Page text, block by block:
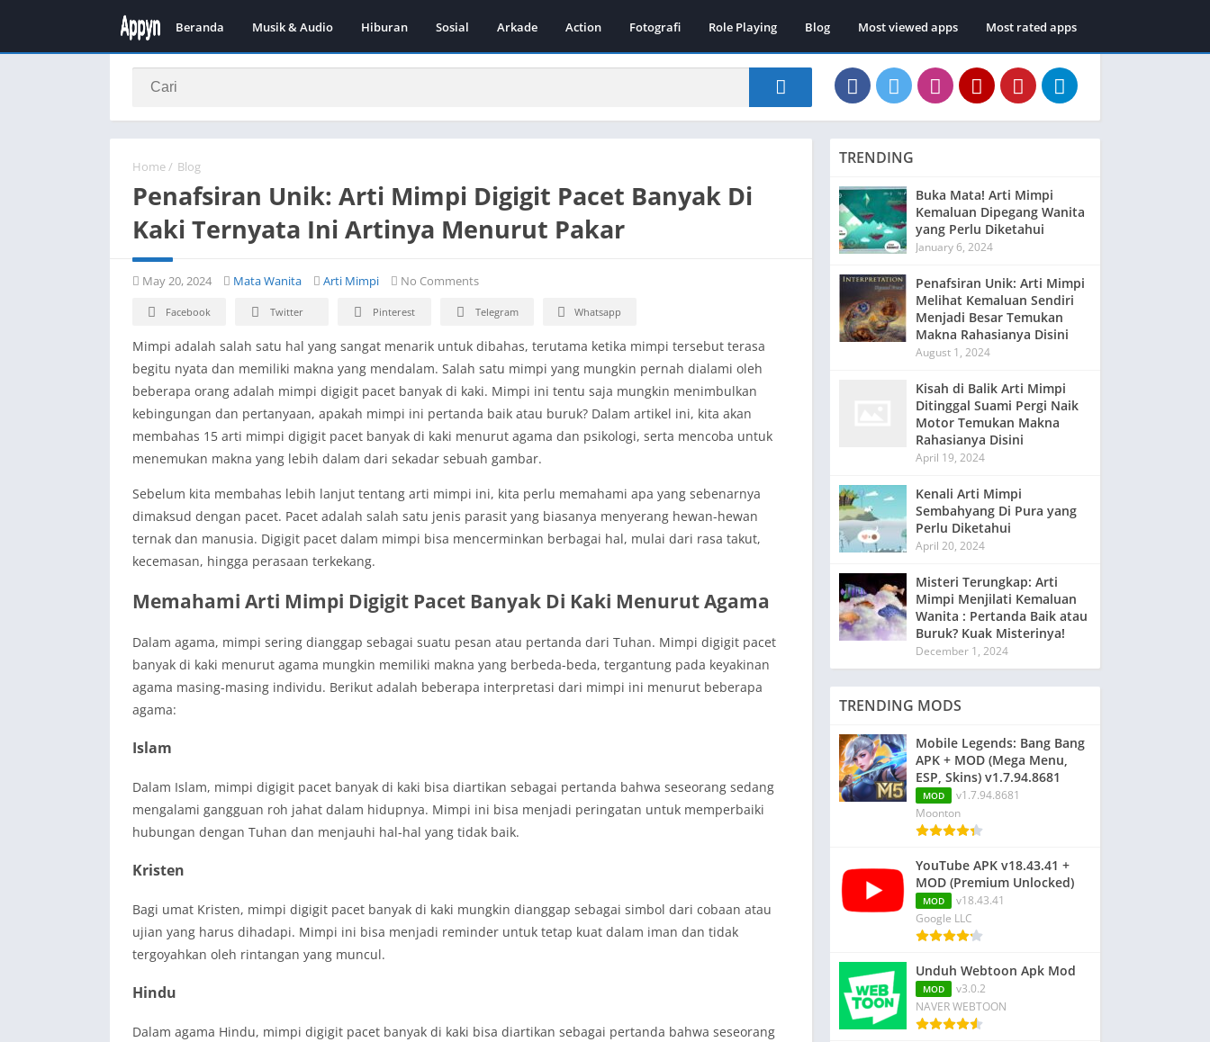
Beranda Musik & Audio Hiburan Sosial Arkade Action Fotografi Role Playing Blog Most viewed apps Most rated apps
Home / Blog
Penafsiran Unik: Arti Mimpi Digigit Pacet Banyak Di
Kaki Ternyata Ini Artinya Menurut Pakar
May 20, 2024 Mata Wanita Arti Mimpi No Comments
Facebook Twitter Pinterest Telegram Whatsapp
Mimpi adalah salah satu hal yang sangat menarik untuk dibahas, terutama ketika mimpi tersebut terasa
begitu nyata dan memiliki makna yang mendalam. Salah satu mimpi yang mungkin pernah dialami oleh
beberapa orang adalah mimpi digigit pacet banyak di kaki. Mimpi ini tentu saja mungkin menimbulkan
kebingungan dan pertanyaan, apakah mimpi ini pertanda baik atau buruk? Dalam artikel ini, kita akan
membahas 15 arti mimpi digigit pacet banyak di kaki menurut agama dan psikologi, serta mencoba untuk
menemukan makna yang lebih dalam dari sekadar sebuah gambar.
Sebelum kita membahas lebih lanjut tentang arti mimpi ini, kita perlu memahami apa yang sebenarnya
dimaksud dengan pacet. Pacet adalah salah satu jenis parasit yang biasanya menyerang hewan-hewan
ternak dan manusia. Digigit pacet dalam mimpi bisa mencerminkan berbagai hal, mulai dari rasa takut,
kecemasan, hingga perasaan terkekang.
Memahami Arti Mimpi Digigit Pacet Banyak Di Kaki Menurut Agama
Dalam agama, mimpi sering dianggap sebagai suatu pesan atau pertanda dari Tuhan. Mimpi digigit pacet
banyak di kaki menurut agama mungkin memiliki makna yang berbeda-beda, tergantung pada keyakinan
agama masing-masing individu. Berikut adalah beberapa interpretasi dari mimpi ini menurut beberapa
agama:
Islam
Dalam Islam, mimpi digigit pacet banyak di kaki bisa diartikan sebagai pertanda bahwa seseorang sedang
mengalami gangguan roh jahat dalam hidupnya. Mimpi ini bisa menjadi peringatan untuk memperbaiki
hubungan dengan Tuhan dan menjauhi hal-hal yang tidak baik.
Kristen
Bagi umat Kristen, mimpi digigit pacet banyak di kaki mungkin dianggap sebagai simbol dari cobaan atau
ujian yang harus dihadapi. Mimpi ini bisa menjadi reminder untuk tetap kuat dalam iman dan tidak
tergoyahkan oleh rintangan yang muncul.
Hindu
Dalam agama Hindu, mimpi digigit pacet banyak di kaki bisa diartikan sebagai pertanda bahwa seseorang
TRENDING
Buka Mata! Arti Mimpi
Kemaluan Dipegang Wanita
yang Perlu Diketahui
January 6, 2024
Penafsiran Unik: Arti Mimpi
Melihat Kemaluan Sendiri
Menjadi Besar Temukan
Makna Rahasianya Disini
August 1, 2024
Kisah di Balik Arti Mimpi
Ditinggal Suami Pergi Naik
Motor Temukan Makna
Rahasianya Disini
April 19, 2024
Kenali Arti Mimpi
Sembahyang Di Pura yang
Perlu Diketahui
April 20, 2024
Misteri Terungkap: Arti
Mimpi Menjilati Kemaluan
Wanita : Pertanda Baik atau
Buruk? Kuak Misterinya!
December 1, 2024
TRENDING MODS
Mobile Legends: Bang Bang
APK + MOD (Mega Menu,
ESP, Skins) v1.7.94.8681
MOD
v1.7.94.8681
Moonton
YouTube APK v18.43.41 +
MOD (Premium Unlocked)
MOD
v18.43.41
Google LLC
Unduh Webtoon Apk Mod
MOD
v3.0.2
NAVER WEBTOON